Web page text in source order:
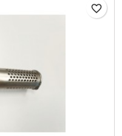
favorite_border